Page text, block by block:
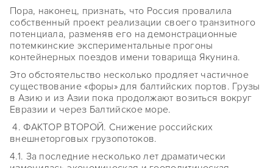
Пора, наконец, признать, что Россия провалила
собственный проект реализации своего транзитного
потенциала, разменяв его на демонстрационные
потемкинские экспериментальные прогоны
контейнерных поездов имени товарища Якунина.
Это обстоятельство несколько продляет частичное
существование «форы» для балтийских портов. Грузы
в Азию и из Азии пока продолжают возиться вокруг
Евразии и через Балтийское море.
4. ФАКТОР ВТОРОЙ. Снижение российских
внешнеторговых грузопотоков.
4.1. За последние несколько лет драматически